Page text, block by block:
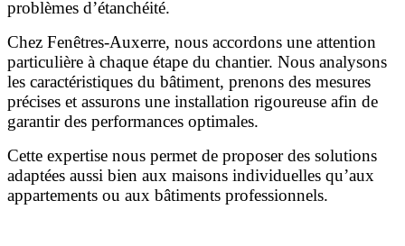
problèmes d’étanchéité.
Chez Fenêtres-Auxerre, nous accordons une attention
particulière à chaque étape du chantier. Nous analysons
les caractéristiques du bâtiment, prenons des mesures
précises et assurons une installation rigoureuse afin de
garantir des performances optimales.
Cette expertise nous permet de proposer des solutions
adaptées aussi bien aux maisons individuelles qu’aux
appartements ou aux bâtiments professionnels.